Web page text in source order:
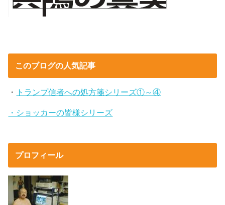
このブログの人気記事
・ トランプ信者への処方箋シリーズ①～④
・ショッカーの皆様シリーズ
プロフィール